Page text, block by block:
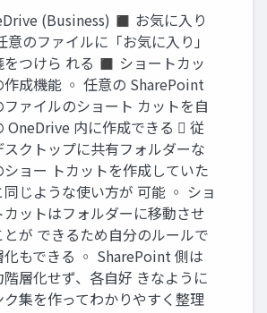
(Business) ◼ お気に入り
意のファイルに「お気に入り」
をつけら れる ◼ ショートカッ
作成機能 ◦ 任意の SharePoint
ファイルのショート カットを自
OneDrive 内に作成できる  従
スクトップに共有フォルダーな
ショー トカットを作成していた
同じような使い方が 可能 ◦ ショ
カットはフォルダーに移動させ
とが できるため自分のルールで
化もできる ◦ SharePoint 側は
階層化せず、各自好 きなように
ク集を作ってわかりやすく整理